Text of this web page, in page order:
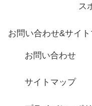
ス
お問い合わせ&サイ
お問い合わせ
サイトマップ